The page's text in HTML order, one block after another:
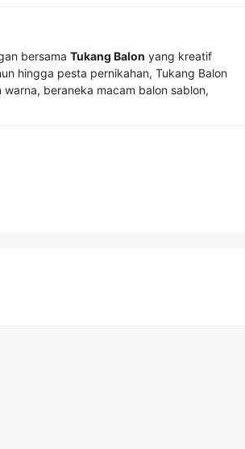
bersama Tukang Balon yang kreatif
hingga pesta pernikahan, Tukang Balon
beraneka macam balon sablon,